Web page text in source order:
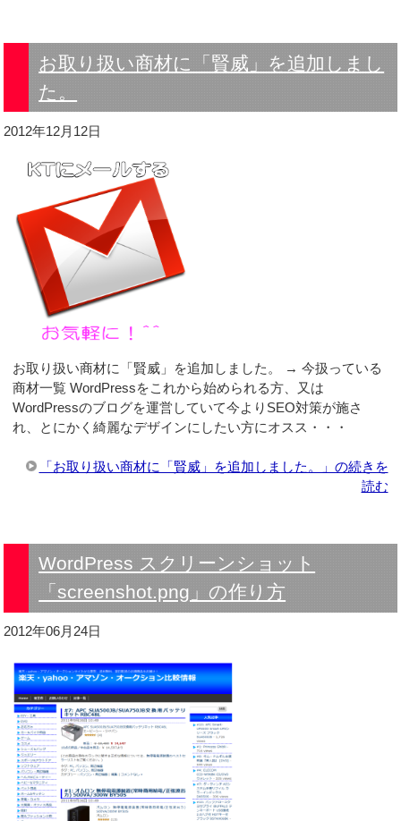
お取り扱い商材に「賢威」を追加しまし
た。
2012年12月12日
お取り扱い商材に「賢威」を追加しました。 → 今扱っている
商材一覧 WordPressをこれから始められる方、又は
WordPressのブログを運営していて今よりSEO対策が施さ
れ、とにかく綺麗なデザインにしたい方にオスス・・・
「お取り扱い商材に「賢威」を追加しました。」の続きを
読む
WordPress スクリーンショット
「screenshot.png」の作り方
2012年06月24日